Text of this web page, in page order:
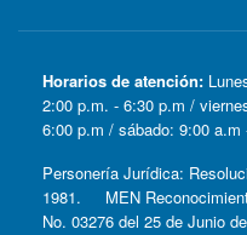
Horarios de atención:
2:00 p.m. - 6:30 p.m /
6:00 p.m / sábado: 9:00 a.m
Personería Jurídica:
1981. MEN
No. 03276 del 25 de Junio